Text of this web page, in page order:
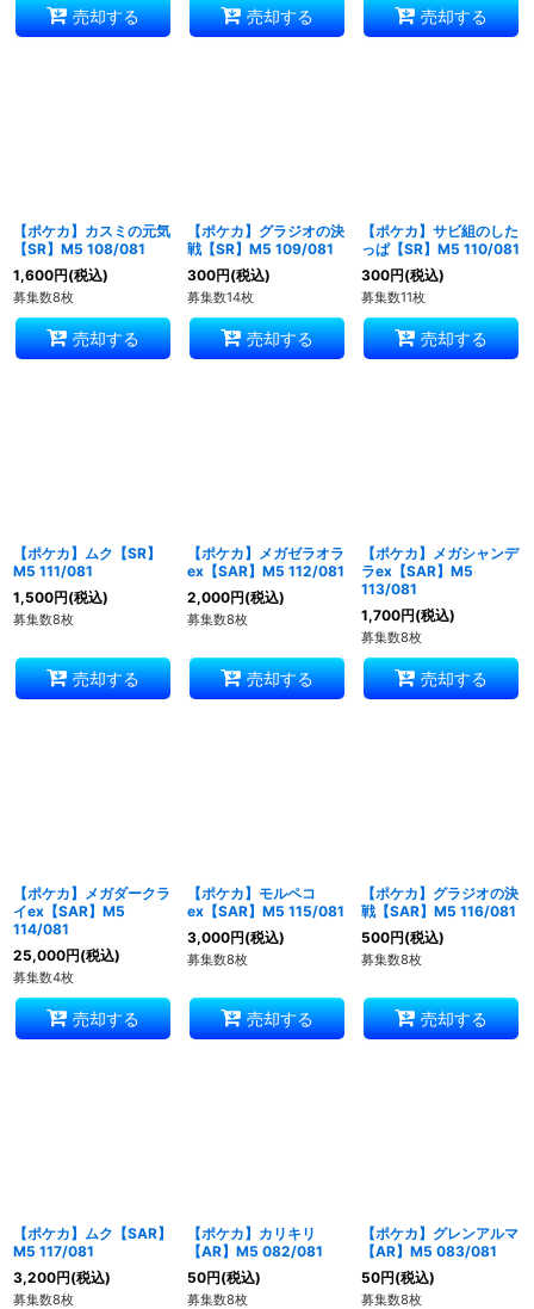
売却する 売却する 売却する
【ポケカ】カスミの元気
【SR】M5 108/081
1,600円(税込)
募集数8枚
売却する
【ポケカ】グラジオの決
戦【SR】M5 109/081
300円(税込)
募集数14枚
売却する
【ポケカ】サビ組のした
っぱ【SR】M5 110/081
300円(税込)
募集数11枚
売却する
【ポケカ】ムク【SR】
M5 111/081
1,500円(税込)
募集数8枚
売却する
【ポケカ】メガゼラオラ
ex【SAR】M5 112/081
2,000円(税込)
募集数8枚
売却する
【ポケカ】メガシャンデ
ラex【SAR】M5
113/081
1,700円(税込)
募集数8枚
売却する
【ポケカ】メガダークラ
イex【SAR】M5
114/081
25,000円(税込)
募集数4枚
売却する
【ポケカ】モルペコ
ex【SAR】M5 115/081
3,000円(税込)
募集数8枚
売却する
【ポケカ】グラジオの決
戦【SAR】M5 116/081
500円(税込)
募集数8枚
売却する
【ポケカ】ムク【SAR】
M5 117/081
3,200円(税込)
募集数8枚
【ポケカ】カリキリ
【AR】M5 082/081
50円(税込)
募集数8枚
【ポケカ】グレンアルマ
【AR】M5 083/081
50円(税込)
募集数8枚